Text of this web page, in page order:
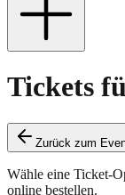
Tickets
Zurück zum
Wähle eine Ticket-
online bestellen.